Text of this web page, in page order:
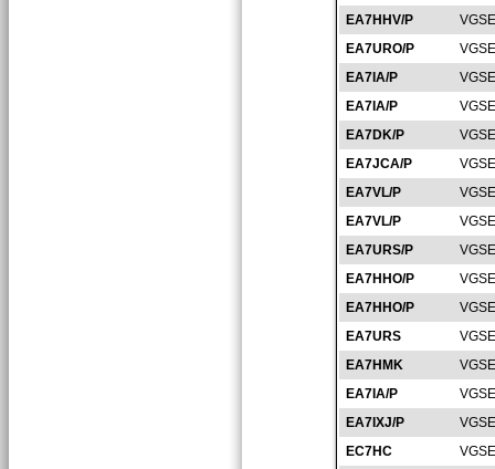
EA7HHV/P
EA7URO/P
EA7IA/P
EA7IA/P
EA7DK/P
EA7JCA/P
EA7VL/P
EA7VL/P
EA7URS/P
EA7HHO/P
EA7HHO/P
EA7URS
EA7HMK
EA7IA/P
EA7IXJ/P
EC7HC